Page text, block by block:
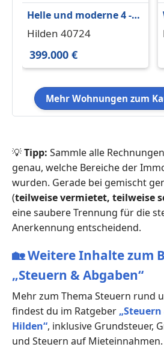
Helle und moderne 4 -
Zimmer
mit Garten
Hilden 40724
399.000 €
Mehr Wohnungen zum
💡Tipp: Sammle alle
genau, welche Bereiche der
wurden. Gerade bei gemischt
(teilweise vermietet, teilweise
eine saubere Trennung für die
Anerkennung entscheidend.
🏡Weitere Inhalte zum
„Steuern & Abgaben“
Mehr zum Thema Steuern rund
findest du im Ratgeber
Hilden“, inklusive Grundsteuer,
und Steuern auf Mieteinnahmen.